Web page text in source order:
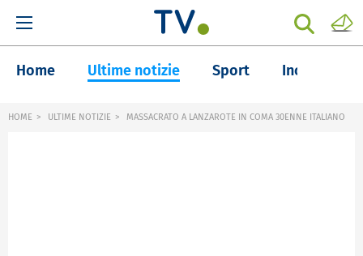
Home Ultime notizie Sport Inchieste
HOME ULTIME NOTIZIE MASSACRATO A LANZAROTE IN COMA 30ENNE ITALIANO